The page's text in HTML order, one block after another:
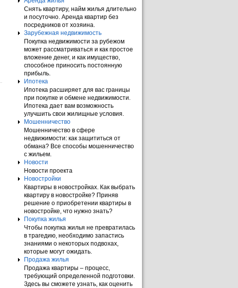
Снять квартиру, найм жилья длительно
и посуточно. Аренда квартир без
посредников от хозяина.
Зарубежная недвижимость
Покупка недвижимости за рубежом
может рассматриваться и как простое
вложение денег, и как имущество,
способное приносить постоянную
прибыль.
Ипотека
Ипотека расширяет для вас границы
при покупке и обмене недвижимости.
Ипотека дает вам возможность
улучшить свои жилищные условия.
Мошенничество
Мошенничество в сфере
недвижимости: как защититься от
обмана? Все способы мошенничество
с жильем.
Новости
Новости проекта
Новостройки
Квартиры в новостройках. Как выбрать
квартиру в новостройке? Приняв
решение о приобретении квартиры в
новостройке, что нужно знать?
Покупка жилья
Чтобы покупка жилья не превратилась
в трагедию, необходимо запастись
знаниями о некоторых подвохах,
которые могут ожидать.
Продажа жилья
Продажа квартиры – процесс,
требующий определенной подготовки.
Здесь вы сможете узнать, как оценить